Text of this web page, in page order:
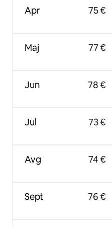
Apr
Maj
Jun
Jul
Avg
Sept
75 €
77 €
78 €
73 €
74 €
76 €